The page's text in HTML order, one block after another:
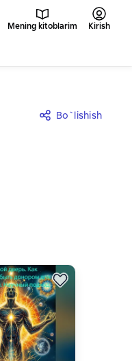
Mening kitoblarim Kirish
Bo`lishish